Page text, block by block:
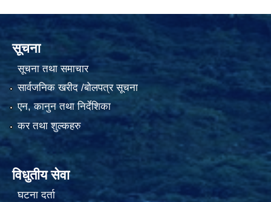
सूचना
सूचना तथा समाचार
सार्वजनिक खरीद /बोलपत्र सूचना
एन, कानुन तथा निर्देशिका
कर तथा शुल्कहरु
विधुतीय सेवा
घटना दर्ता